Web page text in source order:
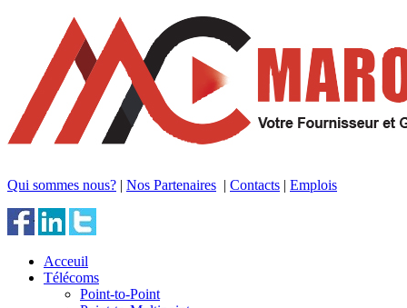
Qui sommes nous? | Nos Partenaires | Contacts | Emplois
Acceuil
Télécoms
Point-to-Point